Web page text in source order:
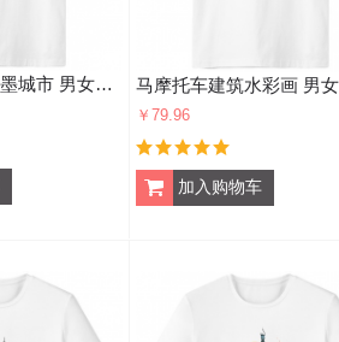
奥地利维也纳水墨城市 男女白色短袖T恤创意纪念衫个性T恤衫礼物
￥79.96